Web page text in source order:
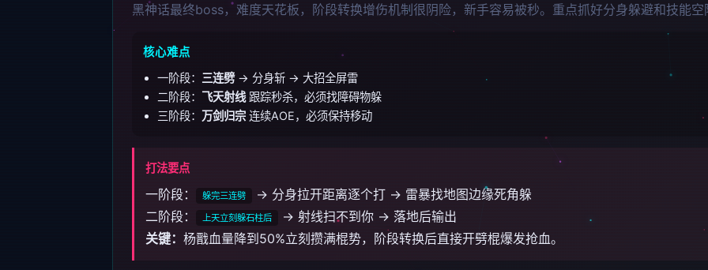
黑神话最终boss，难度天花板，阶段转换增伤机制很阴险，新手容易被秒。重点抓好分身躲避和技能空
核心难点
一阶段： 三连劈→ 分身斩 → 大招全屏雷
二阶段： 飞天射线跟踪秒杀，必须找障碍物躲
三阶段： 万剑归宗 连续AOE，必须保持移动
打法要点
一阶段： 躲完三连劈
→ 分身拉开距离逐个打 → 雷暴找地图边缘死角躲
二阶段：
上天立刻躲石柱后
→ 射线扫不到你 → 落地后输出
关键： 杨戬血量降到50%立刻攒满棍势，阶段转换后直接开劈棍爆发抢血。